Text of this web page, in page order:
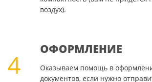
воздух).
4
ОФОРМЛЕНИЕ
Оказываем помощь в
документов, если нужно